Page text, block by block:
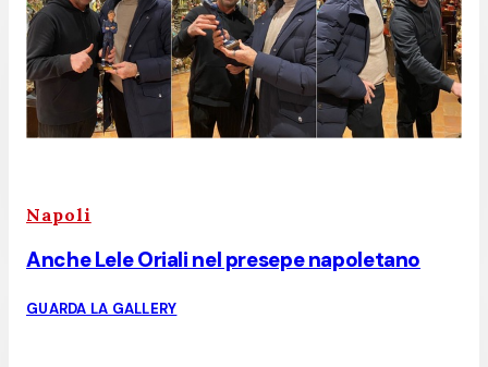
Napoli
Anche Lele Oriali nel presepe napoletano
GUARDA LA GALLERY